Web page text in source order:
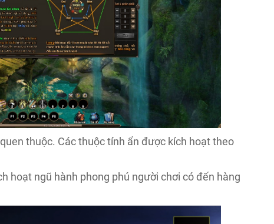
thuộc. Các thuộc tính ẩn được kích hoạt theo
hoạt ngũ hành phong phú người chơi có đến hàng